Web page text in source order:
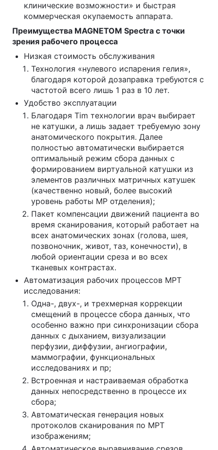
клинические возможности» и быстрая
коммерческая окупаемость аппарата.
Преимущества MAGNETOM Spectra с точки
зрения рабочего процесса
Низкая стоимость обслуживания
Технология «нулевого испарения гелия»,
благодаря которой дозаправка требуются с
частотой всего лишь 1 раз в 10 лет.
Удобство эксплуатации
Благодаря Tim технологии врач выбирает
не катушки, а лишь задает требуемую зону
анатомического покрытия. Далее
полностью автоматически выбирается
оптимальный режим сбора данных с
формированием виртуальной катушки из
элементов различных матричных катушек
(качественно новый, более высокий
уровень работы МР отделения);
Пакет компенсации движений пациента во
время сканирования, который работает на
всех анатомических зонах (голова, шея,
позвоночник, живот, таз, конечности), в
любой ориентации среза и во всех
тканевых контрастах.
Автоматизация рабочих процессов МРТ
исследования:
Одна-, двух-, и трехмерная коррекции
смещений в процессе сбора данных, что
особенно важно при синхронизации сбора
данных с дыханием, визуализации
перфузии, диффузии, ангиографии,
маммографии, функциональных
исследованиях и пр;
Встроенная и настраиваемая обработка
данных непосредственно в процессе их
сбора;
Автоматическая генерация новых
протоколов сканирования по МРТ
изображениям;